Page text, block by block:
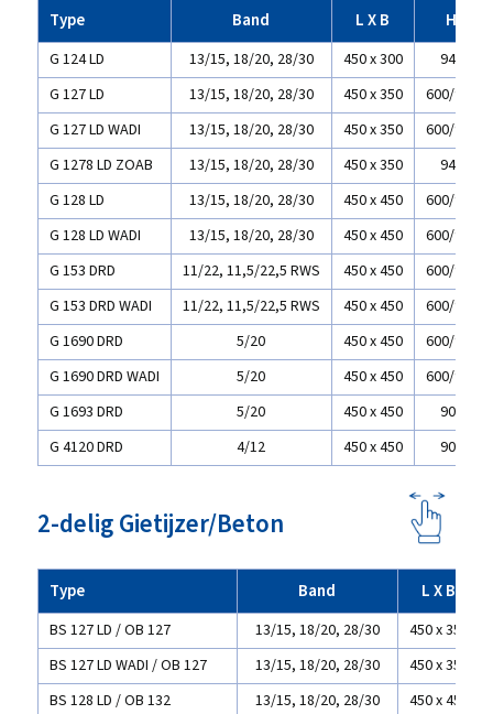
Type Band L X B H
G 124 LD 13/15, 18/20, 28/30 450 x 300
940
G 127 LD
13/15, 18/20, 28/30 450 x 350
600/940
G 127 LD WADI
13/15, 18/20, 28/30 450 x 350
600/940
G 1278 LD ZOAB
13/15, 18/20, 28/30 450 x 350
940
G 128 LD
13/15, 18/20, 28/30 450 x 450
600/900
G 128 LD WADI
13/15, 18/20, 28/30 450 x 450
600/900
G 153 DRD
11/22, 11,5/22,5 RWS 450 x 450
600/900
G 153 DRD WADI
11/22, 11,5/22,5 RWS 450 x 450
600/900
G 1690 DRD
5/20 450 x 450
600/900
G 1690 DRD WADI
5/20 450 x 450
600/900
G 1693 DRD
5/20 450 x 450
900
G 4120 DRD
4/12 450 x 450 900
2-delig Gietijzer/Beton
Type Band L X B
BS 127 LD / OB 127 13/15, 18/20, 28/30
450 x 350
BS 127 LD WADI / OB 127
13/15, 18/20, 28/30
450 x 350
BS 128 LD / OB 132
13/15, 18/20, 28/30 450 x 450